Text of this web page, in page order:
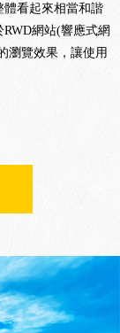
體看起來相當和諧
網站(響應式網
瀏覽效果，讓使用